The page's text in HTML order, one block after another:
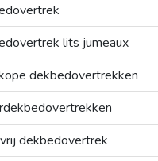
lits jumeaux
dekbedovertrekken
dekbedovertrek